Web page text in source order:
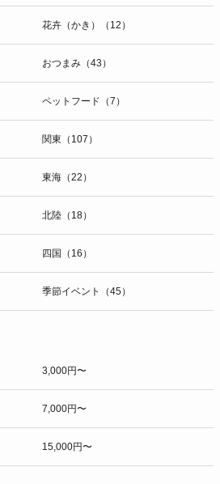
花卉（かき）（12）
おつまみ（43）
ペットフード（7）
関東（107）
東海（22）
北陸（18）
四国（16）
季節イベント（45）
3,000円〜
7,000円〜
15,000円〜